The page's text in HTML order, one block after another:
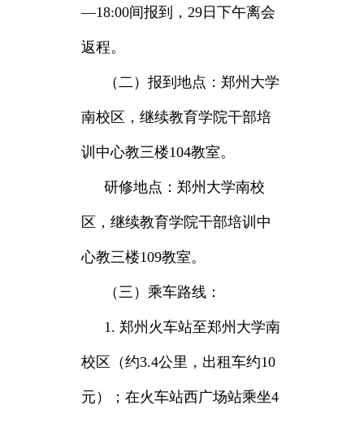
—18:00间报到，29日下午离会
返程。
（二）报到地点：郑州大学
南校区，继续教育学院干部培
训中心教三楼104教室。
研修地点：郑州大学南校
区，继续教育学院干部培训中
心教三楼109教室。
（三）乘车路线：
1. 郑州火车站至郑州大学南
校区（约3.4公里，出租车约10
元）；在火车站西广场站乘坐4